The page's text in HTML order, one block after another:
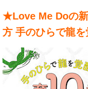
★Love Me Doの新
方 手のひらで龍